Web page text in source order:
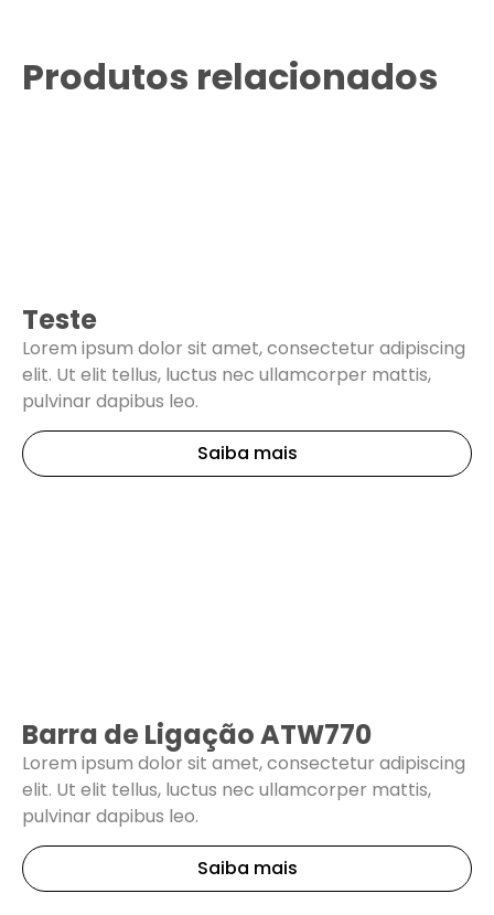
Produtos relacionados
Teste
Lorem ipsum dolor sit amet, consectetur adipiscing
elit. Ut elit tellus, luctus nec ullamcorper mattis,
pulvinar dapibus leo.
Saiba mais
Barra de Ligação ATW770
Lorem ipsum dolor sit amet, consectetur adipiscing
elit. Ut elit tellus, luctus nec ullamcorper mattis,
pulvinar dapibus leo.
Saiba mais